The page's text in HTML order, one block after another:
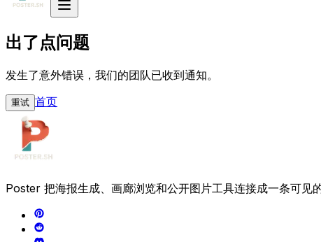
出了点问题
发生了意外错误，我们的团队已收到通知。
重试 首页
Poster 把海报生成、画廊浏览和公开图片工具连接成一条可见